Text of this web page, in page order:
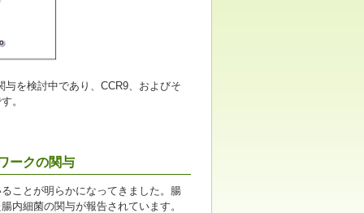
を検討中であり、CCR9、およびそ
。
ークの関与
ことが明らかになってきました。腸
内細菌の関与が報告されています。